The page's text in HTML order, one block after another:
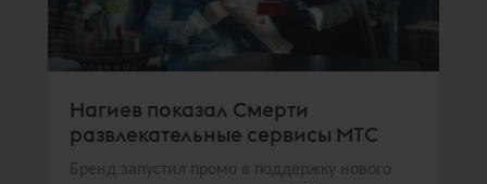
Нагиев показал Смерти
развлекательные сервисы МТС
Бренд запустил промо в поддержку нового